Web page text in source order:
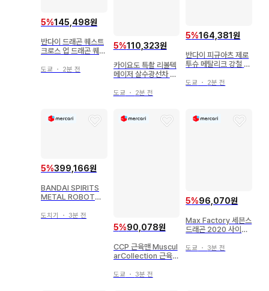
5%145,498원
반다이 드래곤 퀘스트
크로스 업 드래곤 퀘스
V 캡슐 포함
도쿄 ・ 2분 전
5%110,323원
카이요도 특촬 리볼텍
메이저 살수광선차 01
도쿄 ・ 2분 전
5%164,381원
반다이 피규아츠 제로
투슈 메탈리크 강철 지
도쿄 ・ 2분 전
5%399,166원
BANDAI SPIRITS
METAL ROBOT혼 [
건담 SEED FREEDO
도치기 ・ 3분 전
5%90,078원
CCP 근육맨 Muscul
arCollection 근육맨
er 원작 컬러(백목) E
도쿄 ・ 3분 전
5%96,070원
Max Factory 세븐스
드래곤 2020 사이킥
도쿄 ・ 3분 전